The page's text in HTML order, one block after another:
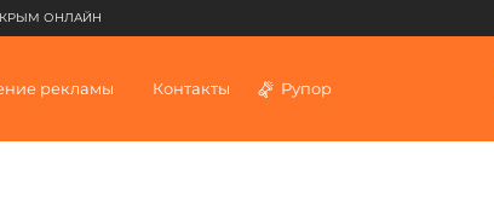
КРЫМ ОНЛАЙН
рекламы Контакты Рупор